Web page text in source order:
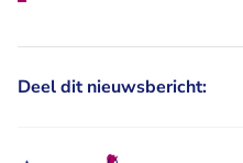
Deel dit nieuwsbericht: